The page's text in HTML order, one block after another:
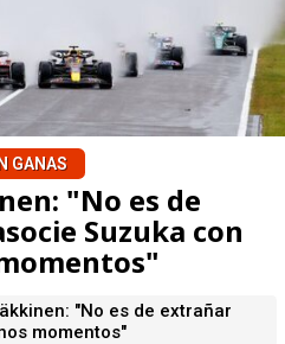
GANAS
"No es de
Suzuka con
"No es de extrañar
momentos"